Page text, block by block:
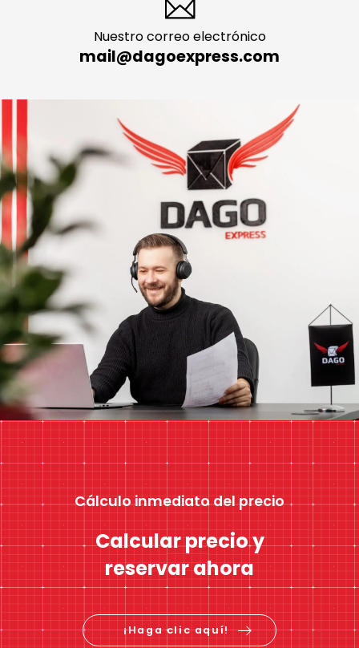
Nuestro correo electrónico
mail@dagoexpress.com
Cálculo inmediato del precio
Calcular precio y
reservar ahora
¡Haga clic aquí!